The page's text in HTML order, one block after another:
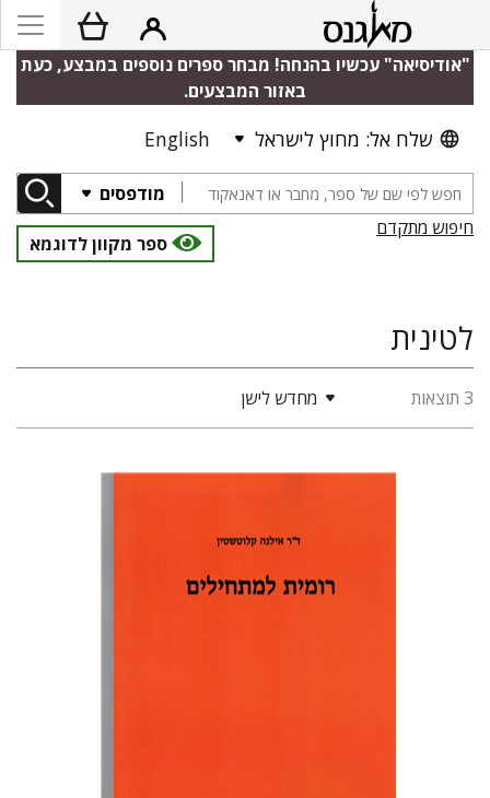
"אודיסיאה" עכשיו בהנחה! מבחר ספרים נוספים במבצע, כעת
באזור המבצעים.
שלח אל: מחוץ לישראל English
מודפסים
חיפוש מתקדם
ספר מקוון לדוגמא
לטינית
3 תוצאות מחדש לישן